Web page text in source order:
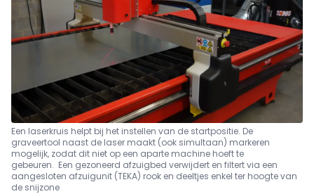
Een laserkruis helpt bij het instellen van de startpositie. De
graveertool naast de laser maakt (ook simultaan) markeren
mogelijk, zodat dit niet op een aparte machine hoeft te
gebeuren. Een gezoneerd afzuigbed verwijdert en filtert via een
aangesloten afzuigunit (TEKA) rook en deeltjes enkel ter hoogte van
de snijzone